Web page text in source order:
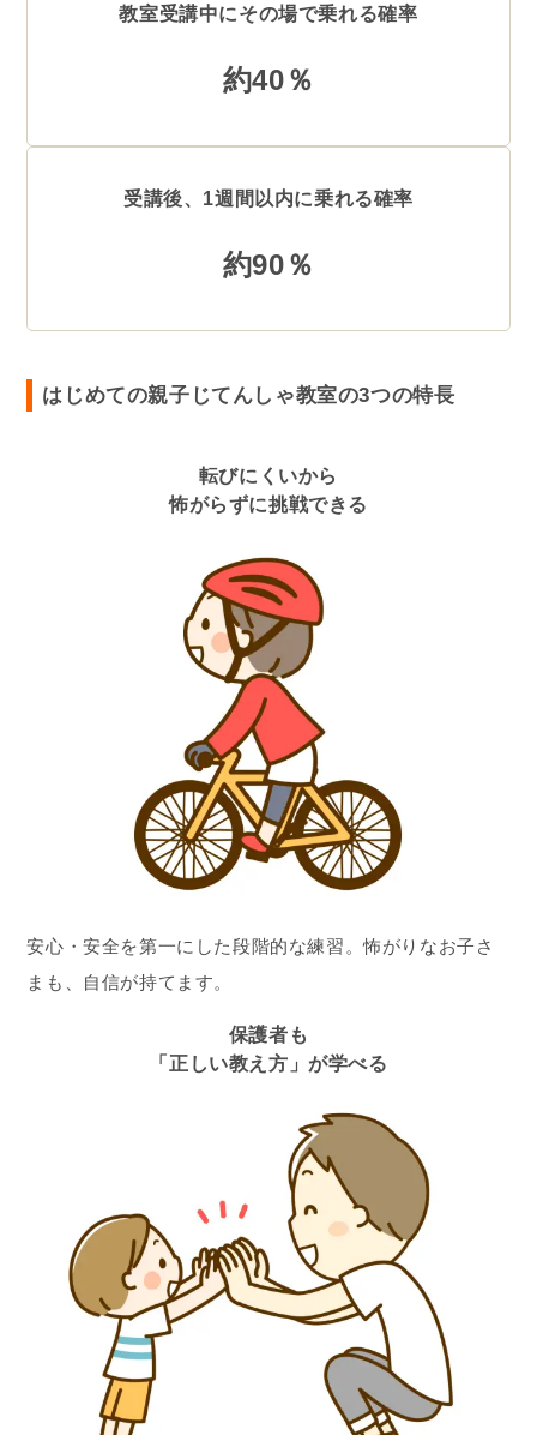
教室受講中にその場で乗れる確率
約40％
受講後、1週間以内に乗れる確率
約90％
はじめての親子じてんしゃ教室の3つの特長
転びにくいから
怖がらずに挑戦できる
安心・安全を第一にした段階的な練習。怖がりなお子さ
まも、自信が持てます。
保護者も
「正しい教え方」が学べる